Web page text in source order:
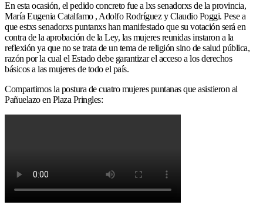
En esta ocasión, el pedido concreto fue a lxs senadorxs de la provincia,
María Eugenia Catalfamo , Adolfo Rodríguez y Claudio Poggi. Pese a
que estxs senadorxs puntanxs han manifestado que su votación será en
contra de la aprobación de la Ley, las mujeres reunidas instaron a la
reflexión ya que no se trata de un tema de religión sino de salud pública,
razón por la cual el Estado debe garantizar el acceso a los derechos
básicos a las mujeres de todo el país.
Compartimos la postura de cuatro mujeres puntanas que asistieron al
Pañuelazo en Plaza Pringles: